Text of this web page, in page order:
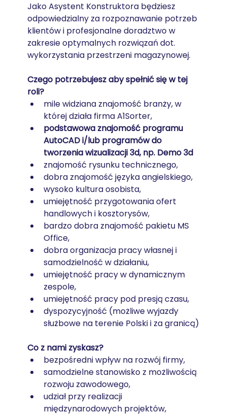
Jako Asystent Konstruktora będziesz
odpowiedzialny za rozpoznawanie potrzeb
klientów i profesjonalne doradztwo w
zakresie optymalnych rozwiązań dot.
wykorzystania przestrzeni magazynowej.
Czego potrzebujesz aby spełnić się w tej
roli?
mile widziana znajomość branży, w
której działa firma A1Sorter,
podstawowa znajomość programu
AutoCAD i/lub programów do
tworzenia wizualizacji 3d, np. Demo 3d
znajomość rysunku technicznego,
dobra znajomość języka angielskiego,
wysoko kultura osobista,
umiejętność przygotowania ofert
handlowych i kosztorysów,
bardzo dobra znajomość pakietu MS
Office,
dobra organizacja pracy własnej i
samodzielność w działaniu,
umiejętność pracy w dynamicznym
zespole,
umiejętność pracy pod presją czasu,
dyspozycyjność (możliwe wyjazdy
służbowe na terenie Polski i za granicą)
Co z nami zyskasz?
bezpośredni wpływ na rozwój firmy,
samodzielne stanowisko z możliwością
rozwoju zawodowego,
udział przy realizacji
międzynarodowych projektów,